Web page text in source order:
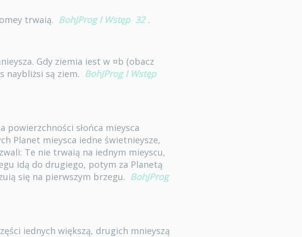
trwaią. BohJProg I Wstęp 32 .
Gdy ziemia iest w ¤b (obacz
naybliżsi są ziem. BohJProg I Wstęp
słońca mieysca
Planet mieysca iedne świetnieysze,
Te nie trwaią na iednym mieyscu,
idą do drugiego, potym za Planetą
się na pierwszym brzegu. BohJProg
iednych większą, drugich mnieyszą